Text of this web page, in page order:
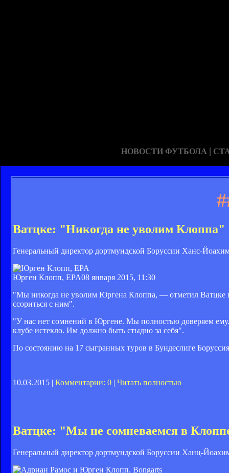
НОВОСТИ ФУТБОЛА |
Ватцке: "Никогда не уволим Клоппа"
Генеральный директор дортмундской Боруссии Ханс-
Юрген Клопп, EPA08 января 2015, 11:30
"Мы никогда не уволим Юргена Клоппа, — отметил Ватцке
ссориться с ним".
"У нас нет сомнений в Юргене. Мы полностью доверяем ему.
клубе истекло. Им должно быть стыдно за себя".
По состоянию на 17 сыгранных туров в Бундеслиге
10.03.2015 | Комментарии: 0 | Читать полностью
Ватцке: "Мы не сомневаемся в
Генеральный директор дортмундской Боруссии Ханц-